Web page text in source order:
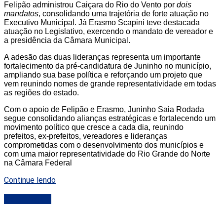
Felipão administrou Caiçara do Rio do Vento por dois
mandatos, consolidando uma trajetória de forte atuação no
Executivo Municipal. Já Erasmo Scapini teve destacada
atuação no Legislativo, exercendo o mandato de vereador e
a presidência da Câmara Municipal.
A adesão das duas lideranças representa um importante
fortalecimento da pré-candidatura de Juninho no município,
ampliando sua base política e reforçando um projeto que
vem reunindo nomes de grande representatividade em todas
as regiões do estado.
Com o apoio de Felipão e Erasmo, Juninho Saia Rodada
segue consolidando alianças estratégicas e fortalecendo um
movimento político que cresce a cada dia, reunindo
prefeitos, ex-prefeitos, vereadores e lideranças
comprometidas com o desenvolvimento dos municípios e
com uma maior representatividade do Rio Grande do Norte
na Câmara Federal
Continue lendo